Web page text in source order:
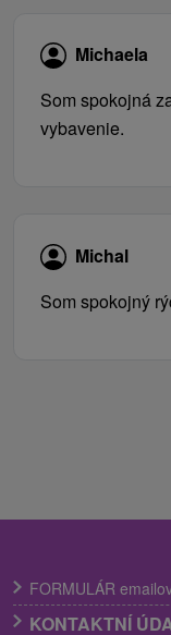
Michaela
Som spokojná
vybavenie.
Michal
Som spokojný
FORMULÁR
KONTAKTNÍ